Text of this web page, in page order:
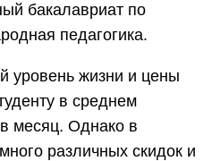
бакалавриат по
педагогика.
уровень жизни и цены
в среднем
месяц. Однако в
различных скидок и